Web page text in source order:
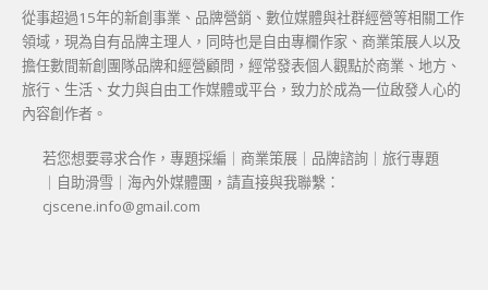
從事超過15年的新創事業、品牌營銷、數位媒體與社群經營等相關工作
領域，現為自有品牌主理人，同時也是自由專欄作家、商業策展人以及
擔任數間新創團隊品牌和經營顧問，經常發表個人觀點於商業、地方、
旅行、生活、女力與自由工作媒體或平台，致力於成為一位啟發人心的
內容創作者。
若您想要尋求合作，專題採編｜商業策展｜品牌諮詢｜旅行專題
｜自助滑雪｜海內外媒體團，請直接與我聯繫：
cjscene.info@gmail.com